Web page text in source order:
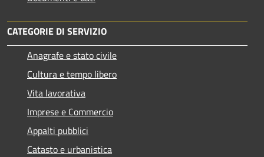
CATEGORIE DI SERVIZIO
Anagrafe e stato civile
Cultura e tempo libero
Vita lavorativa
Imprese e Commercio
Appalti pubblici
Catasto e urbanistica